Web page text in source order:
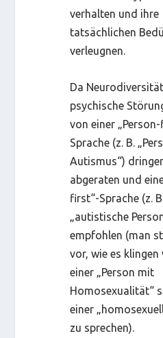
verhalten und ihre
tatsächlichen
verleugnen.
Da
psychische
von einer
Sprache (z. B.
Autismus“)
abgeraten und
first“-Sprache (z.
„autistische
empfohlen (man
vor, wie es klingen
einer „Person mit
Homosexualität“
einer
zu sprechen).